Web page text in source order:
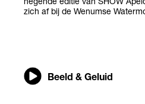
zich af bij de Wenumse
Beeld & Geluid